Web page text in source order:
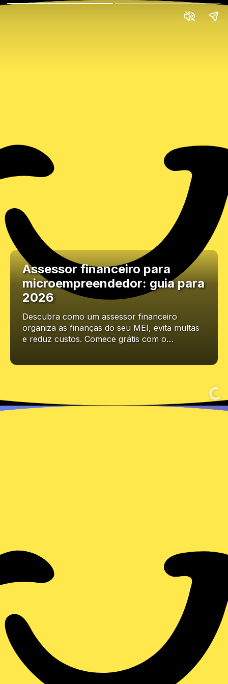
Assessor financeiro para
microempreendedor: guia para
2026
Descubra como um assessor financeiro
organiza as finanças do seu MEI, evita multas
e reduz custos. Comece grátis com o…